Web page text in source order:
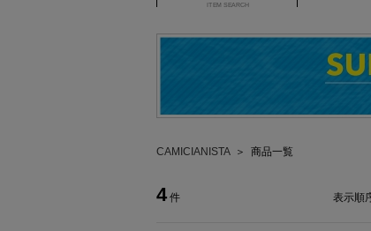
ITEM SEARCH
CAMICIANISTA＞ 商品一覧
4 件 表示順